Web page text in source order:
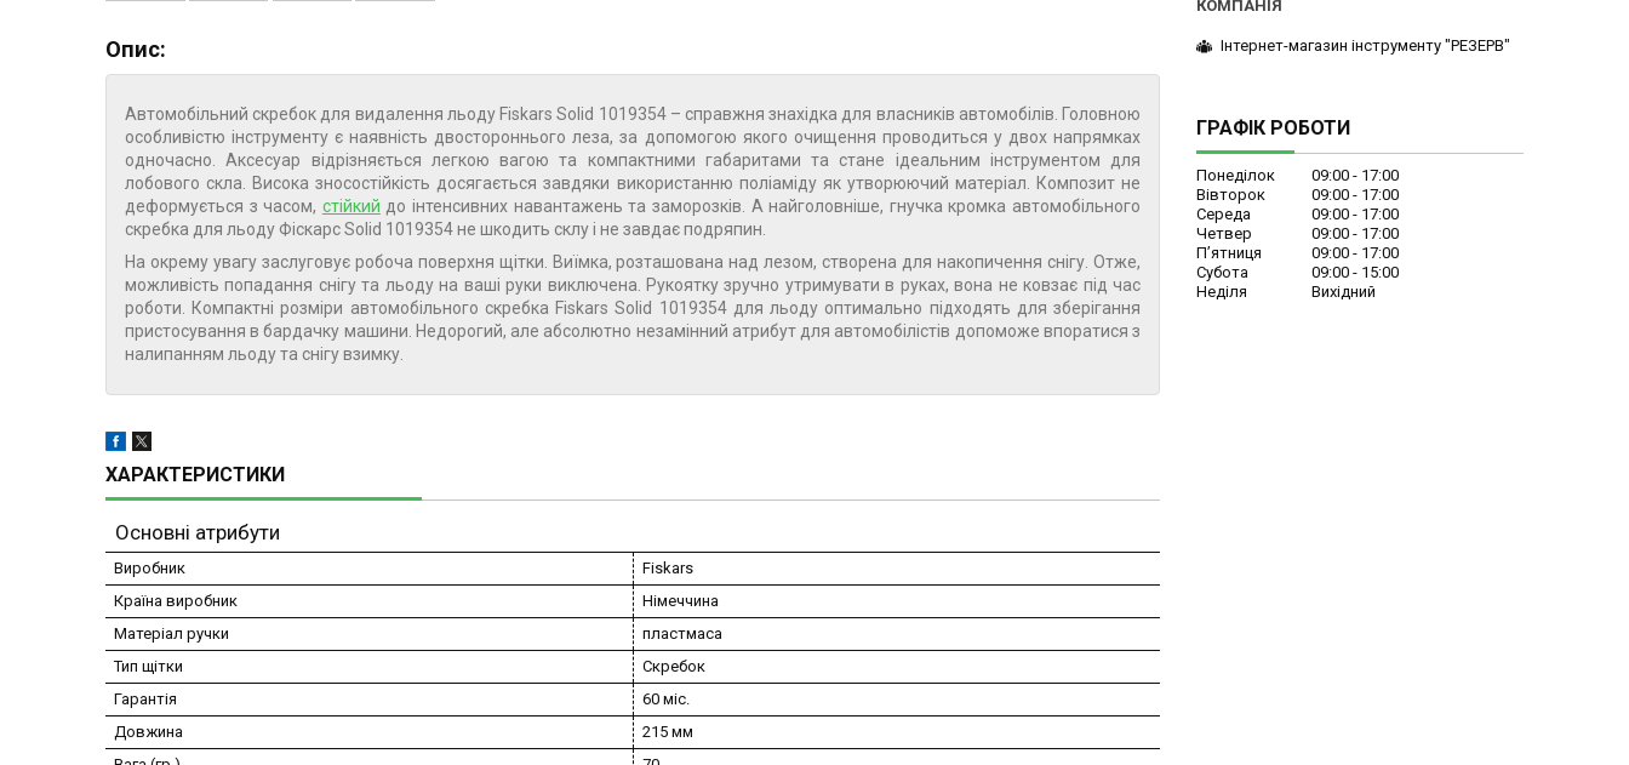
Опис:
Автомобільний скребок для видалення льоду Fiskars Solid 1019354 – справжня знахідка для власників автомобілів. Головною
особливістю інструменту є наявність двостороннього леза, за допомогою якого очищення проводиться у двох напрямках
одночасно. Аксесуар відрізняється легкою вагою та компактними габаритами та стане ідеальним інструментом для
лобового скла. Висока зносостійкість досягається завдяки використанню поліаміду як утворюючий матеріал. Композит не
деформується з часом, стійкий до інтенсивних навантажень та заморозків. А найголовніше, гнучка кромка автомобільного
скребка для льоду Фіскарс Solid 1019354 не шкодить склу і не завдає подряпин.
На окрему увагу заслуговує робоча поверхня щітки. Виїмка, розташована над лезом, створена для накопичення снігу. Отже,
можливість попадання снігу та льоду на ваші руки виключена. Рукоятку зручно утримувати в руках, вона не ковзає під час
роботи. Компактні розміри автомобільного скребка Fiskars Solid 1019354 для льоду оптимально підходять для зберігання
пристосування в бардачку машини. Недорогий, але абсолютно незамінний атрибут для автомобілістів допоможе впоратися з
налипанням льоду та снігу взимку.
ХАРАКТЕРИСТИКИ
Основні атрибути
Виробник
Fiskars
Країна виробник
Німеччина
Матеріал ручки
пластмаса
Тип щітки
Скребок
Гарантія
60 міс.
Довжина
215 мм
Інтернет-магазин інструменту "РЕЗЕРВ"
ГРАФІК РОБОТИ
Понеділок 09:00
17:00
Вівторок
09:00
17:00
Середа
09:00
17:00
Четвер
09:00
17:00
Пʼятниця
09:00
17:00
Субота
09:00
15:00
Неділя
Вихідний